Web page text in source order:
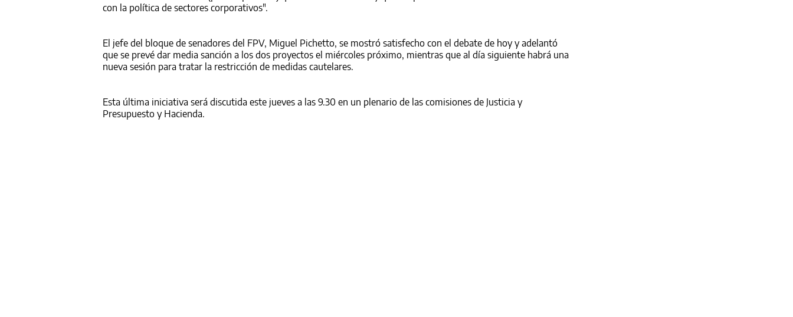
con la política de sectores corporativos".
El jefe del bloque de senadores del FPV, Miguel Pichetto, se mostró satisfecho con el debate de hoy y adelantó
que se prevé dar media sanción a los dos proyectos el miércoles próximo, mientras que al día siguiente habrá una
nueva sesión para tratar la restricción de medidas cautelares.
Esta última iniciativa será discutida este jueves a las 9.30 en un plenario de las comisiones de Justicia y
Presupuesto y Hacienda.